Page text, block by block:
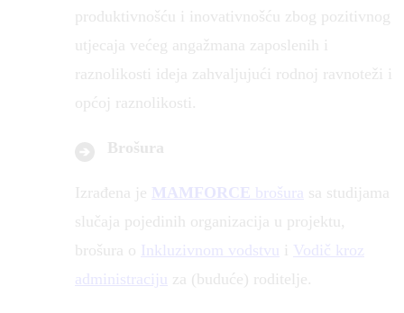
produktivnošću i inovativnošću zbog pozitivnog
utjecaja većeg angažmana zaposlenih i
raznolikosti ideja zahvaljujući rodnoj ravnoteži i
općoj raznolikosti.
Brošura
Izrađena je MAMFORCE brošura sa studijama
slučaja pojedinih organizacija u projektu,
brošura o Inkluzivnom vodstvu i Vodič kroz
administraciju za (buduće) roditelje.